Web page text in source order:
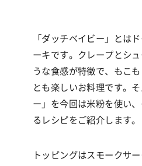
「ダッチベイビー」とは
ーキです。クレープとシ
うな食感が特徴で、もこ
とも楽しいお料理です。
ー」を今回は米粉を使い
るレシピをご紹介します。
トッピングはスモークサ